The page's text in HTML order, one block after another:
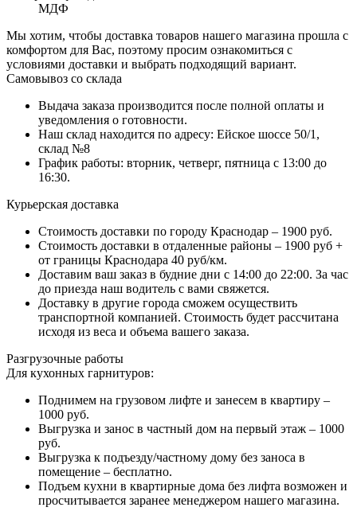
МДФ
Мы хотим, чтобы доставка товаров нашего магазина прошла с
комфортом для Вас, поэтому просим ознакомиться с
условиями доставки и выбрать подходящий вариант.
Самовывоз со склада
Выдача заказа производится после полной оплаты и
уведомления о готовности.
Наш склад находится по адресу: Ейское шоссе 50/1,
склад №8
График работы: вторник, четверг, пятница с 13:00 до
16:30.
Курьерская доставка
Стоимость доставки по городу Краснодар – 1900 руб.
Стоимость доставки в отдаленные районы – 1900 руб +
от границы Краснодара 40 руб/км.
Доставим ваш заказ в будние дни с 14:00 до 22:00. За час
до приезда наш водитель с вами свяжется.
Доставку в другие города сможем осуществить
транспортной компанией. Стоимость будет рассчитана
исходя из веса и объема вашего заказа.
Разгрузочные работы
Для кухонных гарнитуров:
Поднимем на грузовом лифте и занесем в квартиру –
1000 руб.
Выгрузка и занос в частный дом на первый этаж – 1000
руб.
Выгрузка к подъезду/частному дому без заноса в
помещение – бесплатно.
Подъем кухни в квартирные дома без лифта возможен и
просчитывается заранее менеджером нашего магазина.